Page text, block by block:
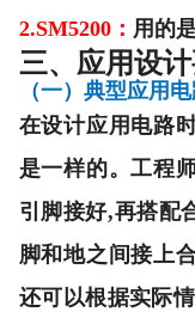
2.SM5200： 用的
三、 应用设
（一）典型应用
在设计应用电路
是一样的。工程
引脚接好,再搭配
脚和地之间接上
还可以根据实际